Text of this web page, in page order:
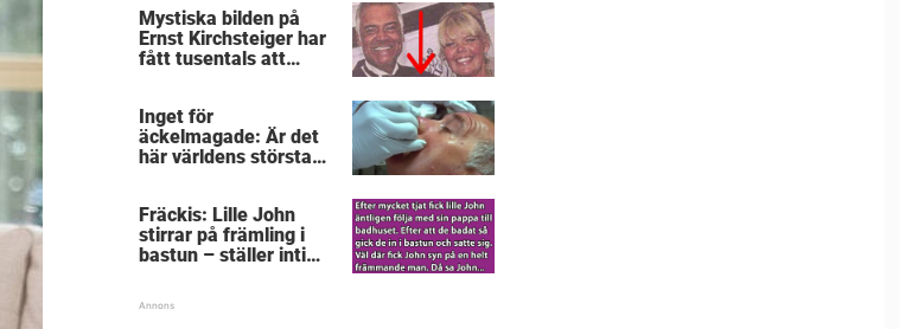
Mystiska bilden på
Ernst Kirchsteiger har
fått tusentals att
Inget för
äckelmagade: Är det
här världens största
Fräckis: Lille John
stirrar på främling i
bastun – ställer intim